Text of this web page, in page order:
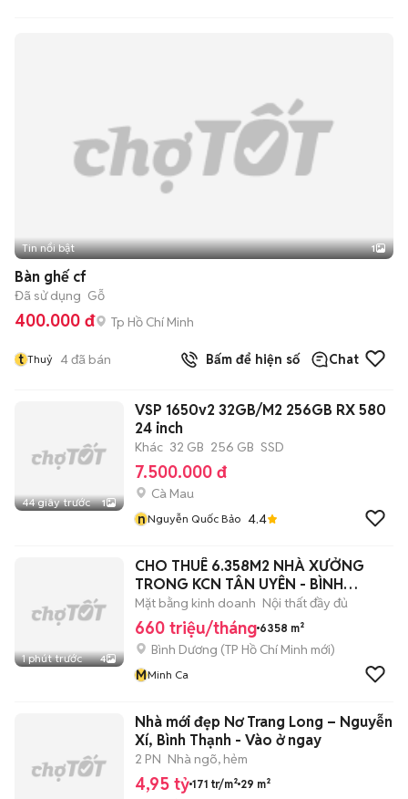
Tin nổi bật 1
Bàn ghế cf
Đã sử dụng Gỗ
400.000 đ Tp Hồ Chí Minh
t Thuỷ 4đã bán Bấm để hiện số Chat
44 giây trước 1
VSP 1650v2 32GB/M2 256GB RX 580
24 inch
Khác 32 GB 256 GB SSD
7.500.000 đ
Cà Mau
nNguyễn Quốc Bảo 4.4
1 phút trước 4
CHO THUÊ 6.358M2 NHÀ XƯỞNG
TRONG KCN TÂN UYÊN - BÌNH
DƯƠNG
Mặt bằng kinh doanh Nội thất đầy đủ
660 triệu/tháng 6358 m²
Bình Dương (TP Hồ Chí Minh mới)
MMinh Ca
Nhà mới đẹp Nơ Trang Long – Nguyễn
Xí, Bình Thạnh - Vào ở ngay
2 PN Nhà ngõ, hẻm
4,95 tỷ 171 tr/m² 29 m²